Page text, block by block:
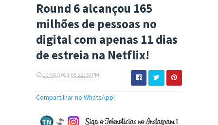
Round 6 alcançou 165
milhões de pessoas no
digital com apenas 11 dias
de estreia na Netflix!
10/06/2021 05:22:00 PM
Compartilhar no WhatsApp!